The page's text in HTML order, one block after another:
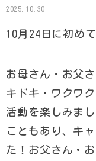
2025.10.30
10月24日に初め
お母さん・お父
キドキ・ワクワ
活動を楽しみま
こともあり、キ
た！お父さん・